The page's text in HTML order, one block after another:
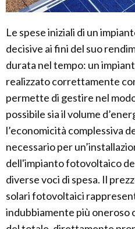
Le spese iniziali di un
decisive ai fini del suo
durata nel tempo: un
realizzato correttamente
permette di gestire nel
possibile sia il volume
l’economicità complessiva
necessario per
dell'impianto fotovoltaico
diverse voci di spesa. Il
solari fotovoltaici
indubbiamente più oneroso